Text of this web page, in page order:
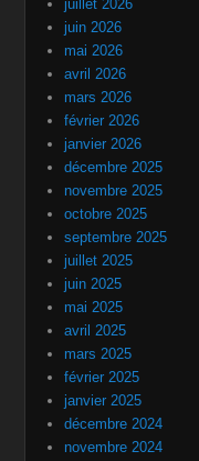
juillet 2026
juin 2026
mai 2026
avril 2026
mars 2026
février 2026
janvier 2026
décembre 2025
novembre 2025
octobre 2025
septembre 2025
juillet 2025
juin 2025
mai 2025
avril 2025
mars 2025
février 2025
janvier 2025
décembre 2024
novembre 2024